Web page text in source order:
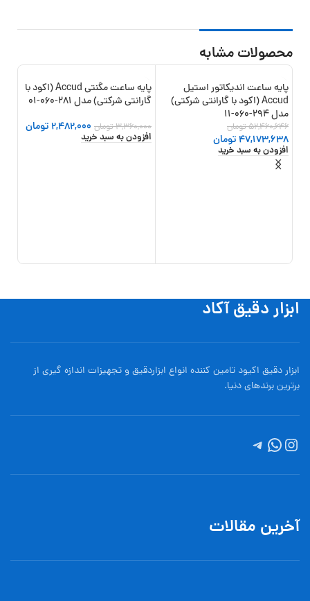
محصولات مشابه
-10%
جدید
پایه ساعت اندیکاتور استیل
Accud (اکود با گارانتی شرکتی)
مدل 294-060-11
52,460,646تومان
47,173,638تومان
افزودن به سبد خرید
-26%
پایه ساعت مگنتی Accud (اکود با
گارانتی شرکتی) مدل 281-060-01
3,360,000تومان 2,482,000تومان
افزودن به سبد خرید
ابزار دقیق آکاد
ابزار دقیق اکیود تامین کننده انواع ابزاردقيق و تجهيزات اندازه گیری از
برترین برندهای دنیا.
آخرین مقالات